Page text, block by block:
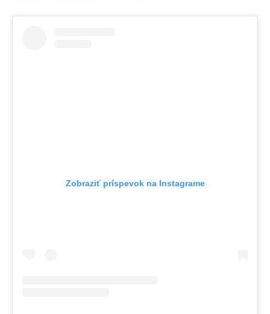
Zobraziť príspevok na Instagrame